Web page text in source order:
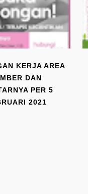
KERJA AREA
DAN
PER 5
2021